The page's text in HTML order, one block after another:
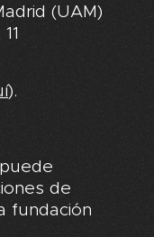
(UAM)
).
de
fundación